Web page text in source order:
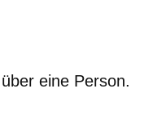
eine Person.